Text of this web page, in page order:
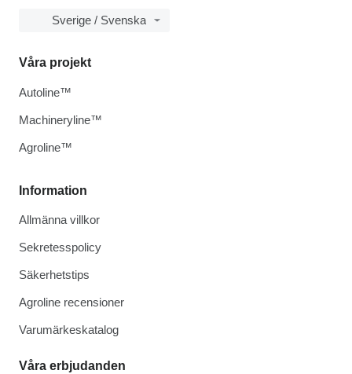
Sverige / Svenska
Information
Allmänna villkor
Sekretesspolicy
Säkerhetstips
Agroline recensioner
Varumärkeskatalog
Våra erbjudanden
Våra projekt
Autoline™
Machineryline™
Agroline™